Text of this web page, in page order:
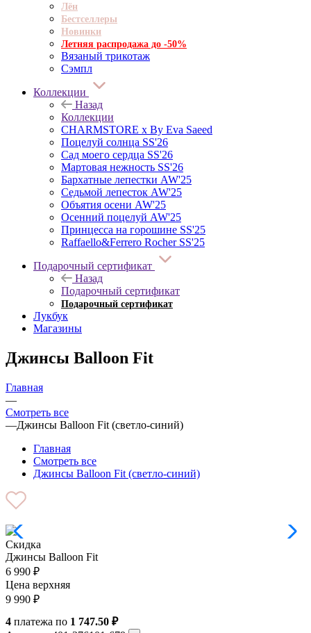
Лён
Бестселлеры
Новинки
Летняя распродажа до -50%
Вязаный трикотаж
Сэмпл
Коллекции
Назад
Коллекции
CHARMSTORE х By Eva Saeed
Поцелуй солнца SS'26
Сад моего сердца SS'26
Мартовая нежность SS'26
Бархатные лепестки AW'25
Седьмой лепесток AW'25
Объятия осени AW'25
Осенний поцелуй AW'25
Принцесса на горошине SS'25
Raffaello&Ferrero Rocher SS'25
Подарочный сертификат
Назад
Подарочный сертификат
Подарочный сертификат
Лукбук
Магазины
Джинсы Balloon Fit
Главная
—
Смотреть все
—Джинсы Balloon Fit (светло-синий)
Главная
Смотреть все
Джинсы Balloon Fit (светло-синий)
Скидка
Джинсы Balloon Fit
6 990 ₽
Цена верхняя
9 990 ₽
4 платежа по 1 747.50 ₽